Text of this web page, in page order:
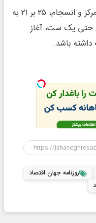
در ست سوم هم این تیم با حفظ تمرکز و انسجام، ۲۵ بر ۲۱ به
حتی یک ست، آغاز
باشد.
روزنامه جهان اقتصاد